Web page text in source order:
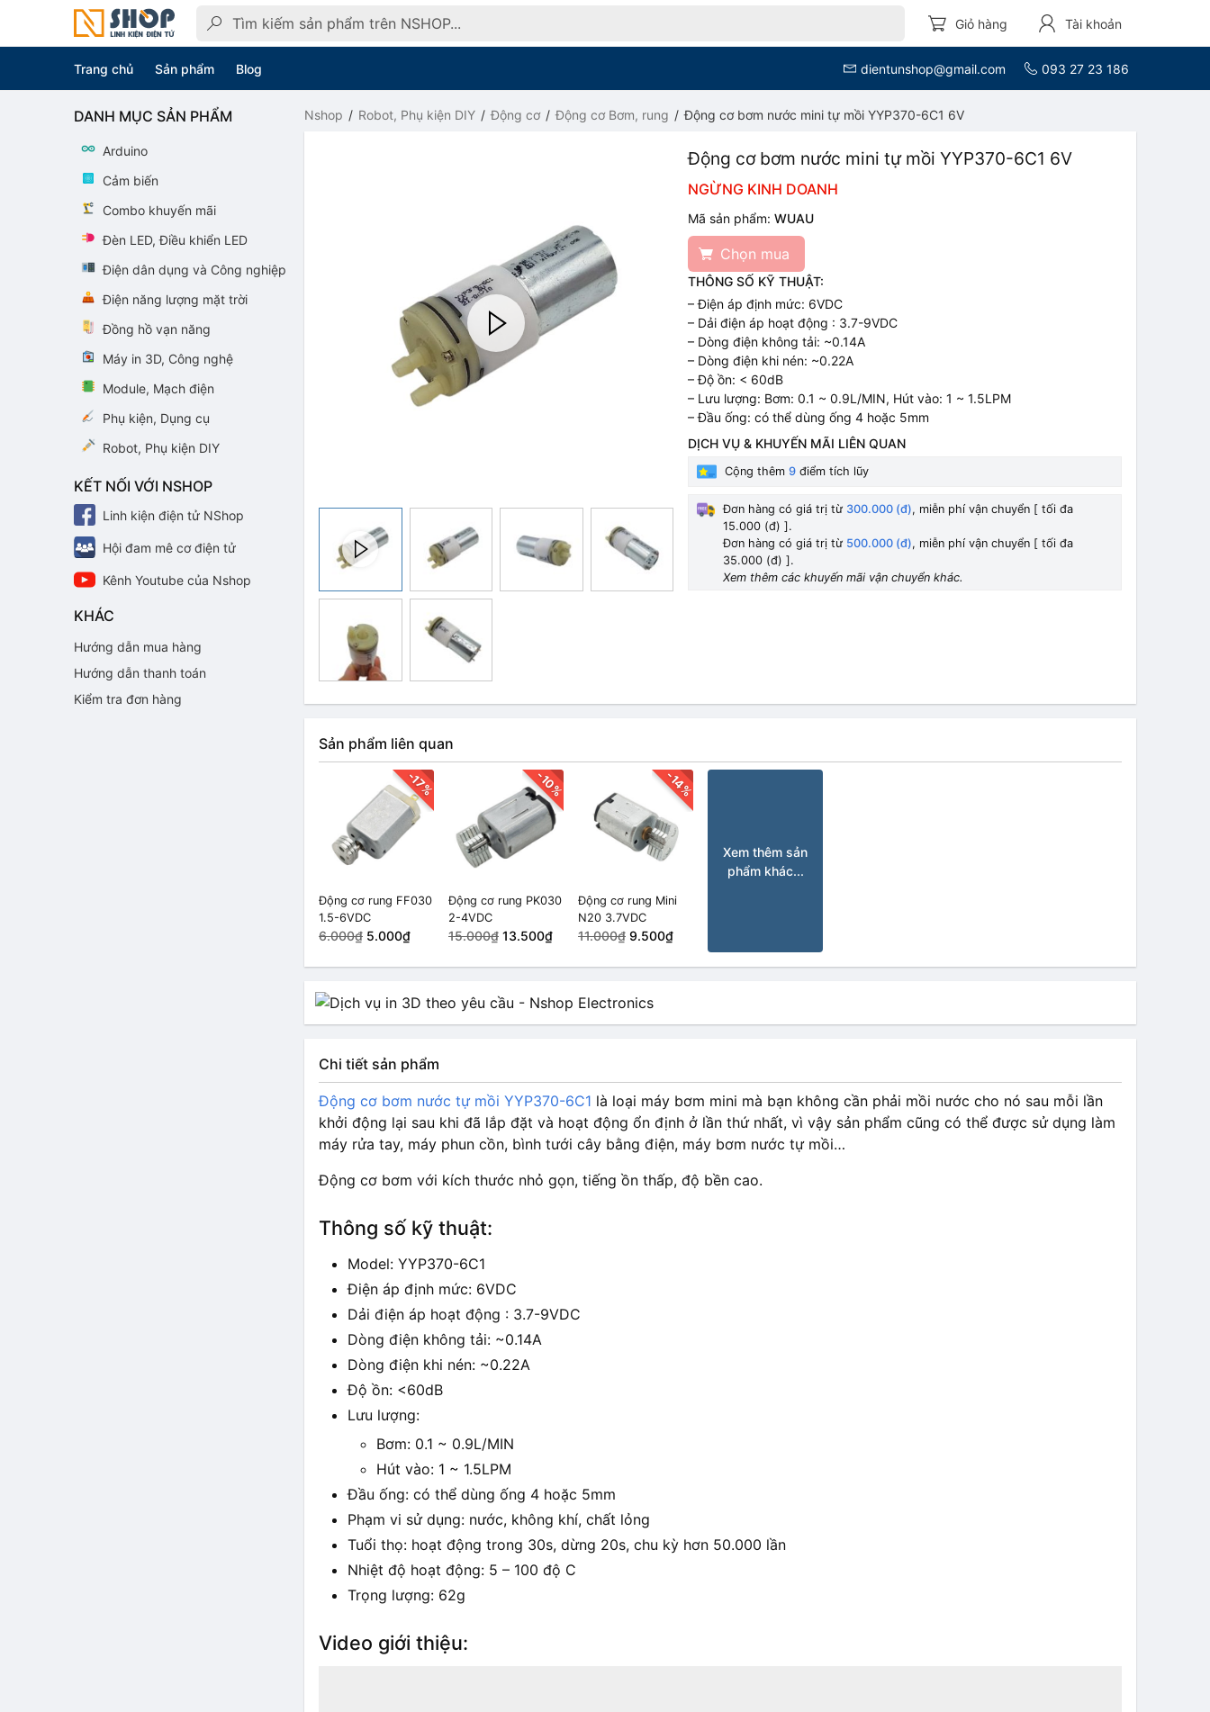
Giỏ hàng Tài khoản
Trang chủ Sản phẩm Blog dientunshop@gmail.com 093 27 23 186
Nshop Robot, Phụ kiện DIY Động cơ Động cơ Bơm, rung Động cơ bơm nước mini tự mồi YYP370-6C1 6V
Động cơ bơm nước mini tự mồi YYP370-6C1 6V
NGỪNG KINH DOANH
Mã sản phẩm:WUAU
Chọn mua
THÔNG SỐ KỸ THUẬT:
– Điện áp định mức: 6VDC
– Dải điện áp hoạt động : 3.7-9VDC
– Dòng điện không tải: ~0.14A
– Dòng điện khi nén: ~0.22A
– Độ ồn: < 60dB
– Lưu lượng: Bơm: 0.1 ~ 0.9L/MIN, Hút vào: 1 ~ 1.5LPM
– Đầu ống: có thể dùng ống 4 hoặc 5mm
DỊCH VỤ & KHUYẾN MÃI LIÊN QUAN
Cộng thêm9 điểm tích lũy
Đơn hàng có giá trị từ 300.000 (đ), miễn phí vận chuyển [ tối đa
15.000 (đ) ].
Đơn hàng có giá trị từ 500.000 (đ), miễn phí vận chuyển [ tối đa
35.000 (đ) ].
Xem thêm các khuyến mãi vận chuyển khác.
Sản phẩm liên quan
-17%
Động cơ rung FF030
1.5-6VDC
6.000₫ 5.000₫
-10%
Động cơ rung PK030
2-4VDC
15.000₫ 13.500₫
-14%
Động cơ rung Mini
N20 3.7VDC
11.000₫ 9.500₫
Xem thêm sản
phẩm khác...
Chi tiết sản phẩm
Động cơ bơm nước tự mồi YYP370-6C1 là loại máy bơm mini mà bạn không cần phải mồi nước cho nó sau mỗi lần
khởi động lại sau khi đã lắp đặt và hoạt động ổn định ở lần thứ nhất, vì vậy sản phẩm cũng có thể được sử dụng làm
máy rửa tay, máy phun cồn, bình tưới cây bằng điện, máy bơm nước tự mồi…
Động cơ bơm với kích thước nhỏ gọn, tiếng ồn thấp, độ bền cao.
Thông số kỹ thuật:
Model: YYP370-6C1
Điện áp định mức: 6VDC
Dải điện áp hoạt động : 3.7-9VDC
Dòng điện không tải: ~0.14A
Dòng điện khi nén: ~0.22A
Độ ồn: <60dB
Lưu lượng:
Bơm: 0.1 ~ 0.9L/MIN
Hút vào: 1 ~ 1.5LPM
Đầu ống: có thể dùng ống 4 hoặc 5mm
Phạm vi sử dụng: nước, không khí, chất lỏng
Tuổi thọ: hoạt động trong 30s, dừng 20s, chu kỳ hơn 50.000 lần
Nhiệt độ hoạt động: 5 – 100 độ C
Trọng lượng: 62g
Video giới thiệu:
DANH MỤC SẢN PHẨM
Arduino
Cảm biến
Combo khuyến mãi
Đèn LED, Điều khiển LED
Điện dân dụng và Công nghiệp
Điện năng lượng mặt trời
Đồng hồ vạn năng
Máy in 3D, Công nghệ
Module, Mạch điện
Phụ kiện, Dụng cụ
Robot, Phụ kiện DIY
KẾT NỐI VỚI NSHOP
Linh kiện điện tử NShop
Hội đam mê cơ điện tử
Kênh Youtube của Nshop
KHÁC
Hướng dẫn mua hàng
Hướng dẫn thanh toán
Kiểm tra đơn hàng